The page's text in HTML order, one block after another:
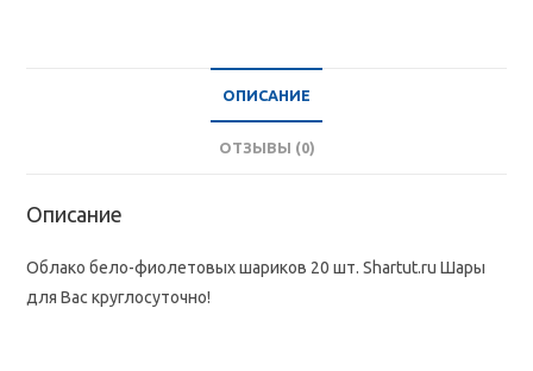
ОПИСАНИЕ
ОТЗЫВЫ (0)
Описание
Облако бело-фиолетовых шариков 20 шт. Shartut.ru Шары
для Вас круглосуточно!